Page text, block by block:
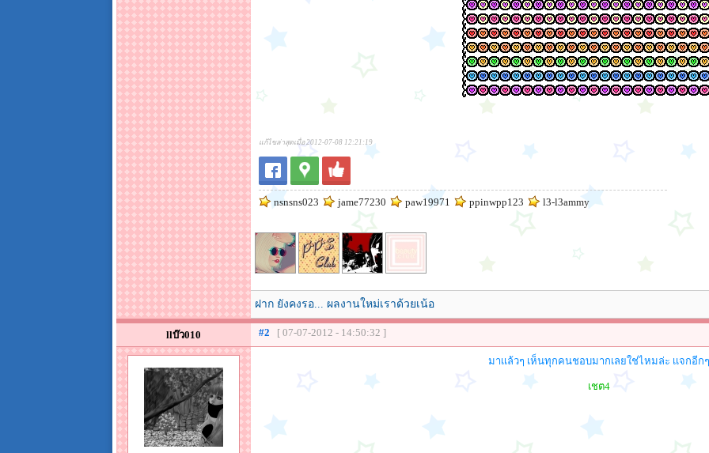
แก้ไขล่าสุดเมื่อ 2012-07-08 12:21:19
nsnsns023 jame77230 paw19971 ppinwpp123 l3-l3ammy
ฝาก ยังคงรอ... ผลงานใหม่เราด้วยเน้อ
llบ๊ว010 #2 [ 07-07-2012 - 14:50:32 ]
มาเเล้วๆ เห็นทุกคนชอบมากเลยใช่ไหมล่ะ เเจกอีกๆ
เชต4